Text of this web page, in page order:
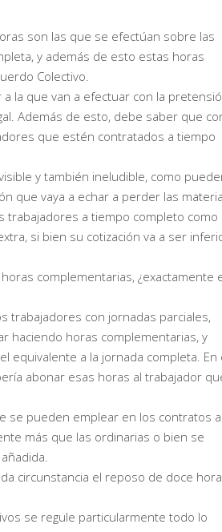
son las que se efectúan sobre las
y además de esto estas horas
Colectivo.
la que van a efectuar con la
Además de esto, debe saber que
que estén contratados a tiempo
y también ineludible, como
que vaya a echar a perder las
trabajadores a tiempo completo como
si bien su cotización va a ser
complementarias, ¿exactamente
trabajadores con jornadas parciales,
haciendo horas complementarias, y
equivalente a la jornada completa. En
abonar esas horas al trabajador
se pueden emplear en los contratos a
más que las ordinarias o bien se
circunstancia el reposo de doce
se regule particularmente todo lo